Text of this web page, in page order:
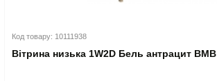
Код товару: 10111938
Вітрина низька 1W2D Бель антрацит ВМВ